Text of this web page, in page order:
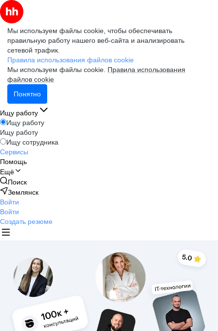
Мы используем файлы cookie, чтобы обеспечивать
правильную работу нашего веб-сайта и анализировать
сетевой трафик.
Правила использования файлов cookie
Мы используем файлы cookie. Правила использования
файлов cookie
Понятно
Ищу работу
Ищу работу
Ищу работу
Ищу сотрудника
Сервисы
Помощь
Ещё
Поиск
Землянск
Войти
Войти
Создать резюме